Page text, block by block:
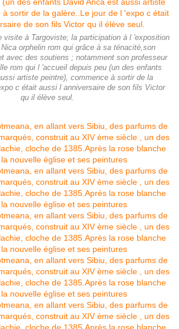
visite à Targoviste; la participation à l 'exposition
orphelin rom qui grâce à sa ténacité,son
avec des soutiens ; notamment son professeur
rom qui l 'accueil depuis peu (un des enfants
artiste peintre), commence à sortir de la
c était aussi l anniversaire de son fils Victor
qu il élève seul.